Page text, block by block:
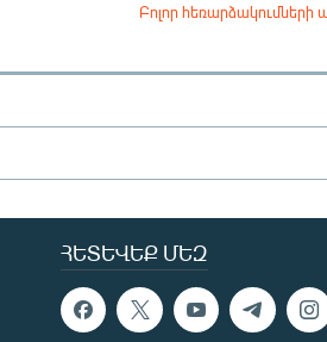
Բոլոր հեռարձակումների
ՀԵՏԵՎԵՔ ՄԵԶ